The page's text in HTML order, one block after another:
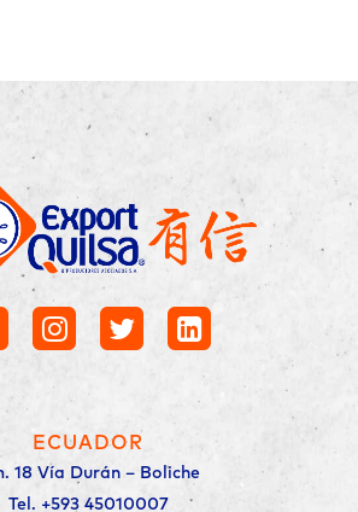
ECUADOR
18 Vía Durán – Boliche
Tel. +593 45010007